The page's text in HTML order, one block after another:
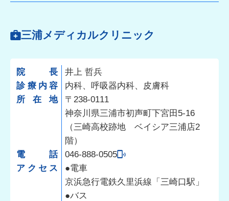
三浦メディカルクリニック
院長
井上 哲兵
診療内容
内科、呼吸器内科、皮膚科
所在地
〒238-0111
神奈川県三浦市初声町下宮田5-16
（三崎高校跡地 ベイシア三浦店2
階）
電話
046-888-0505
アクセス
●電車
京浜急行電鉄久里浜線「三崎口駅」
●バス